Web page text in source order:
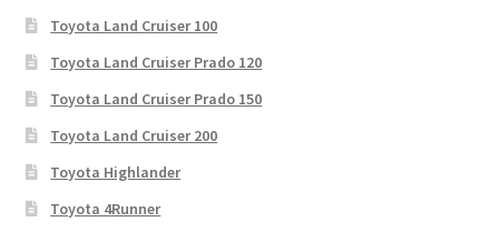
Toyota Land Cruiser 100
Toyota Land Cruiser Prado 120
Toyota Land Cruiser Prado 150
Toyota Land Cruiser 200
Toyota Highlander
Toyota 4Runner